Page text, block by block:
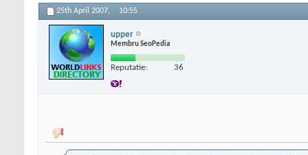
25th April 2007, 10:55
upper
Membru SeoPedia
Reputatie: 36